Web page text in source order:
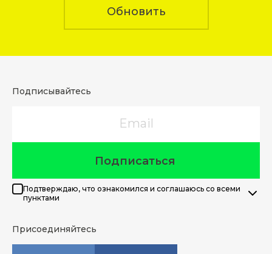
Обновить
Подписывайтесь
Подписаться
Подтверждаю, что ознакомился и соглашаюсь со всеми
пунктами
Присоединяйтесь